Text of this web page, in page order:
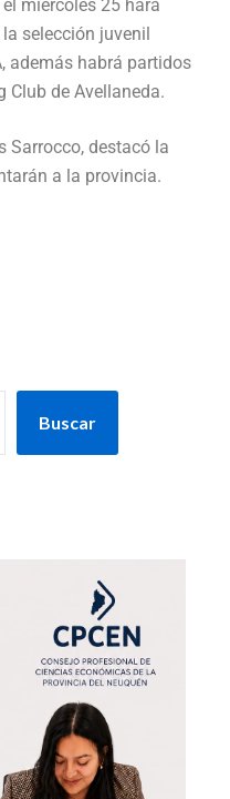
miércoles 25 hará
selección juvenil
además habrá partidos
Club de Avellaneda.
Sarrocco, destacó la
a la provincia.
Buscar